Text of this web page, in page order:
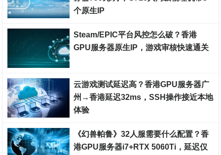
个原生IP
Steam/EPIC平台风控怎么破？香港
GPU服务器原生IP，游戏审核快速通关
云游戏测试延迟高？香港GPU服务器广
州→香港延迟32ms，SSH操作接近本地
体验
《幻兽帕鲁》32人服需要什么配置？香
港GPU服务器i7+RTX 5060Ti，延迟仅